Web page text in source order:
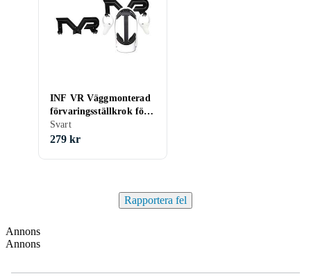
INF VR Väggmonterad
förvaringsställkrok för
Oculus Quest 1/2/Rifts
Svart
Svart
279 kr
Rapportera fel
Annons
Annons